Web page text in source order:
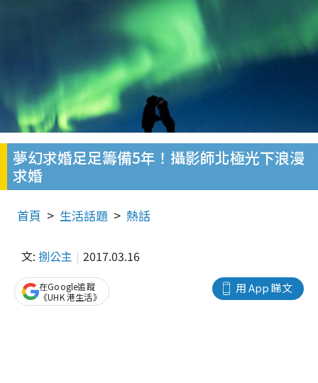
夢幻求婚足足籌備5年！攝影師北極光下浪漫
求婚
首頁 生活話題 熱話
文: 捌公主 2017.03.16
用 App 睇文
在Google追蹤
《UHK 港生活》